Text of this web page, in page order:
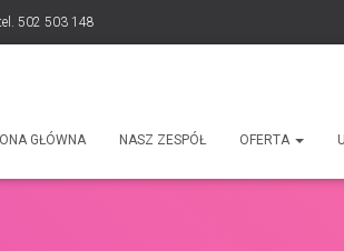
502 503 148
GŁÓWNA NASZ ZESPÓŁ OFERTA